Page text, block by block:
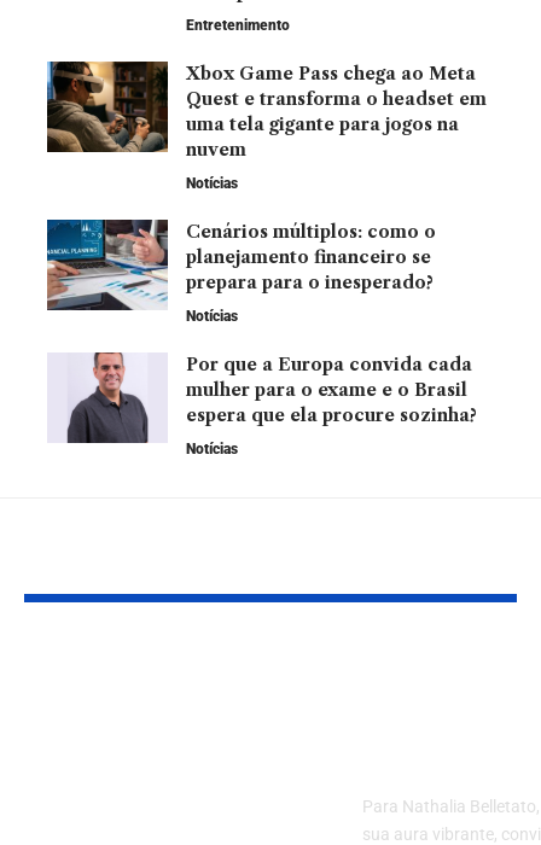
Entretenimento
Xbox Game Pass chega ao Meta
Quest e transforma o headset em
uma tela gigante para jogos na
nuvem
Notícias
Cenários múltiplos: como o
planejamento financeiro se
prepara para o inesperado?
Notícias
Por que a Europa convida cada
mulher para o exame e o Brasil
espera que ela procure sozinha?
Notícias
Para Nathalia
sua aura vibrante,